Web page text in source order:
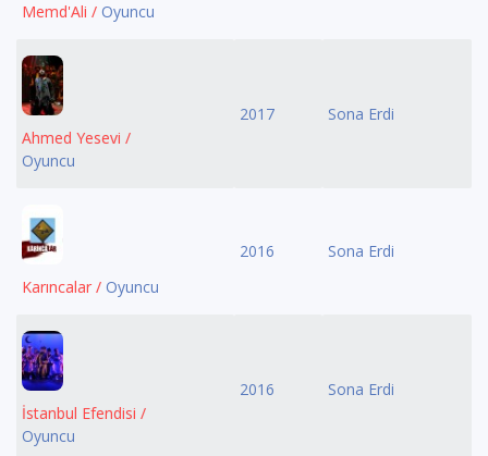
Memd'Ali / Oyuncu
Ahmed Yesevi /
Oyuncu
2017 Sona Erdi
Karıncalar / Oyuncu
2016 Sona Erdi
İstanbul Efendisi /
Oyuncu
2016 Sona Erdi